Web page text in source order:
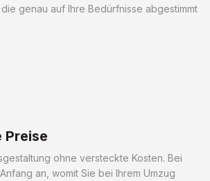
genau auf Ihre Bedürfnisse abgestimmt
Preise
ohne versteckte Kosten. Bei
an, womit Sie bei Ihrem Umzug